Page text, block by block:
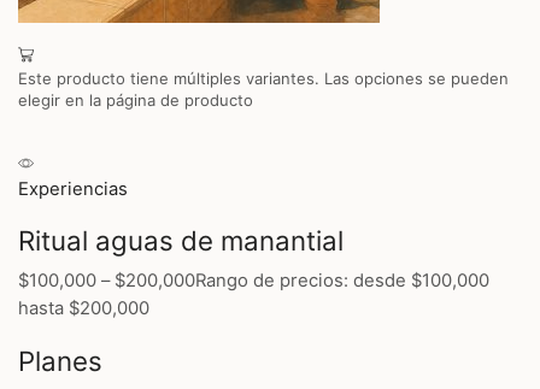
Este producto tiene múltiples variantes. Las opciones se pueden
elegir en la página de producto
Experiencias
Ritual aguas de manantial
$100,000 – $200,000Rango de precios: desde $100,000
hasta $200,000
Planes